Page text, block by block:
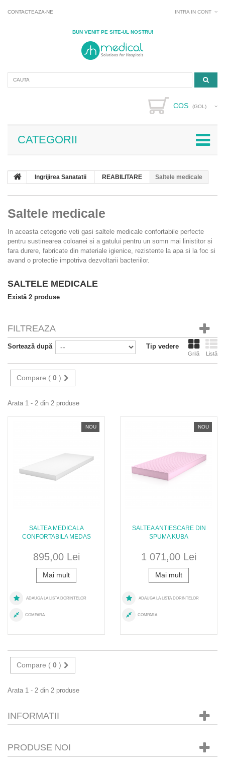
CONTACTEAZA-NE INTRA IN CONT
BUN VENIT PE SITE-UL NOSTRU!
COS (GOL)
CATEGORII
Ingrijirea Sanatatii REABILITARE Saltele medicale
Saltele medicale
In aceasta cetegorie veti gasi saltele medicale confortabile perfecte
pentru sustinearea coloanei si a gatului pentru un somn mai linistitor si
fara durere, fabricate din materiale igienice, rezistente la apa si la foc si
avand o protectie impotriva dezvoltarii bacteriilor.
SALTELE MEDICALE
Există 2 produse
FILTREAZA
Tip vedere
Grilă Listă
Sortează după
Compare ( 0 )
Arata 1 - 2 din 2 produse
NOU
SALTEA MEDICALA
CONFORTABILA MEDAS
895,00 Lei
Mai mult
ADAUGA LA LISTA DORINTELOR
COMPARA
NOU
SALTEA ANTIESCARE DIN
SPUMA KUBA
1 071,00 Lei
Mai mult
ADAUGA LA LISTA DORINTELOR
COMPARA
Compare ( 0 )
Arata 1 - 2 din 2 produse
INFORMATII
PRODUSE NOI